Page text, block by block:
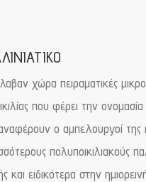
χώρα πειραματικές
που φέρει την ονομασία
ο αμπελουργοί της
πολυποικιλιακούς
και ειδικότερα στην